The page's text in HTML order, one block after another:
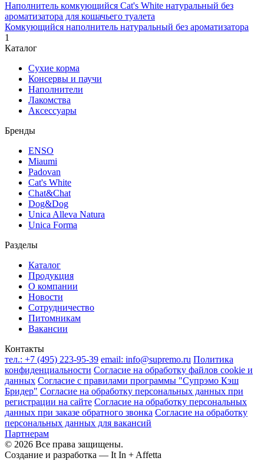
Наполнитель комкующийся Cat's White натуральный без
ароматизатора для кошачьего туалета
Комкующийся наполнитель натуральный без ароматизатора
1
Каталог
Сухие корма
Консервы и паучи
Наполнители
Лакомства
Аксессуары
Бренды
ENSO
Miaumi
Padovan
Cat's White
Chat&Chat
Dog&Dog
Unica Alleva Natura
Unica Forma
Разделы
Каталог
Продукция
О компании
Новости
Сотрудничество
Питомникам
Вакансии
Контакты
тел.: +7 (495) 223-95-39 email: info@supremo.ru Политика
конфиденциальности Согласие на обработку файлов cookie и
данных Согласие с правилами программы "Супрэмо Кэш
Бридер" Согласие на обработку персональных данных при
регистрации на сайте Согласие на обработку персональных
данных при заказе обратного звонка Согласие на обработку
персональных данных для вакансий
Партнерам
© 2026 Все права защищены.
Создание и разработка — It In + Affetta